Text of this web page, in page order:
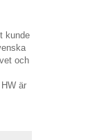
kunde
och
är